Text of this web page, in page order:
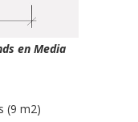
en Media
(9 m2)